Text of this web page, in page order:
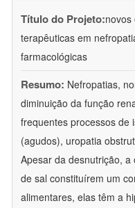
Título do Projeto:
terapêuticas em
farmacológicas
Resumo: Nefropatias,
diminuição da função
frequentes processos de
(agudos), uropatia
Apesar da desnutrição,
de sal constituírem um
alimentares, elas têm a